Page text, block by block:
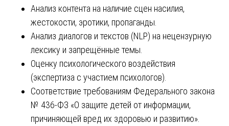
Анализ контента на наличие сцен насилия,
жестокости, эротики, пропаганды.
Анализ диалогов и текстов (NLP) на нецензурную
лексику и запрещённые темы.
Оценку психологического воздействия
(экспертиза с участием психологов).
Соответствие требованиям Федерального закона
№ 436-ФЗ «О защите детей от информации,
причиняющей вред их здоровью и развитию».